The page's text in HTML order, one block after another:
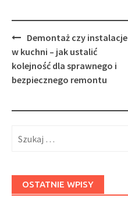
Post
navigation
Demontaż czy instalacje
w kuchni – jak ustalić
kolejność dla sprawnego i
bezpiecznego remontu
OSTATNIE WPISY